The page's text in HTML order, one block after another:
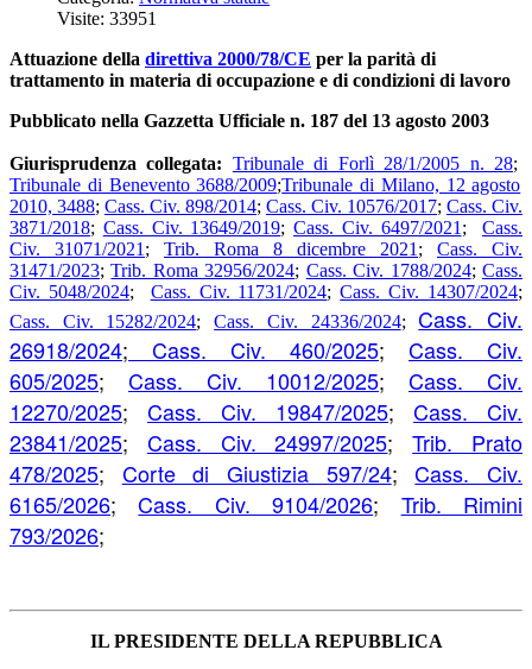
Visite: 33951
Attuazione della direttiva 2000/78/CE per la parità di
trattamento in materia di occupazione e di condizioni di lavoro
Pubblicato nella Gazzetta Ufficiale n. 187 del 13 agosto 2003
Giurisprudenza collegata: Tribunale di Forlì 28/1/2005 n. 28;
Tribunale di Benevento 3688/2009;Tribunale di Milano, 12 agosto
2010, 3488; Cass. Civ. 898/2014; Cass. Civ. 10576/2017; Cass. Civ.
3871/2018; Cass. Civ. 13649/2019; Cass. Civ. 6497/2021 ; Cass.
Civ. 31071/2021 ; Trib. Roma 8 dicembre 2021 ; Cass. Civ.
31471/2023;Trib. Roma 32956/2024; Cass. Civ. 1788/2024;Cass.
Civ. 5048/2024; Cass. Civ. 11731/2024;Cass. Civ. 14307/2024;
Cass. Civ. 15282/2024;Cass. Civ. 24336/2024;Cass. Civ.
26918/2024; Cass. Civ. 460/2025; Cass. Civ.
605/2025; Cass. Civ. 10012/2025; Cass. Civ.
12270/2025; Cass. Civ. 19847/2025; Cass. Civ.
23841/2025; Cass. Civ. 24997/2025;Trib. Prato
478/2025; Corte di Giustizia 597/24;Cass. Civ.
6165/2026;Cass. Civ. 9104/2026; Trib. Rimini
793/2026;
IL PRESIDENTE DELLA REPUBBLICA